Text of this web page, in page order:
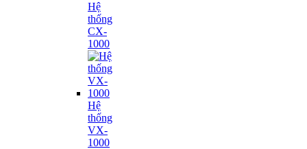
Hệ
thống
CX-
1000
Hệ
thống
VX-
1000